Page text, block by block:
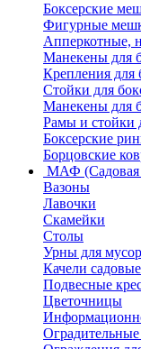
Боксерские
Фигурные
Апперкотные,
Манекены для
Крепления для
Стойки для
Манекены для
Рамы и стойки
Боксерские
Борцовские
МАФ (Садовая
Вазоны
Лавочки
Скамейки
Столы
Урны для
Качели садовые
Подвесные
Цветочницы